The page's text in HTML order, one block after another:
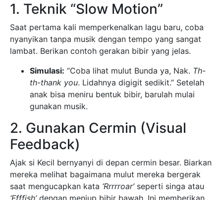
1. Teknik “Slow Motion”
Saat pertama kali memperkenalkan lagu baru, coba
nyanyikan tanpa musik dengan tempo yang sangat
lambat. Berikan contoh gerakan bibir yang jelas.
Simulasi: “Coba lihat mulut Bunda ya, Nak. Th-
th-thank you. Lidahnya digigit sedikit.” Setelah
anak bisa meniru bentuk bibir, barulah mulai
gunakan musik.
2. Gunakan Cermin (Visual
Feedback)
Ajak si Kecil bernyanyi di depan cermin besar. Biarkan
mereka melihat bagaimana mulut mereka bergerak
saat mengucapkan kata ‘Rrrrroar’seperti singa atau